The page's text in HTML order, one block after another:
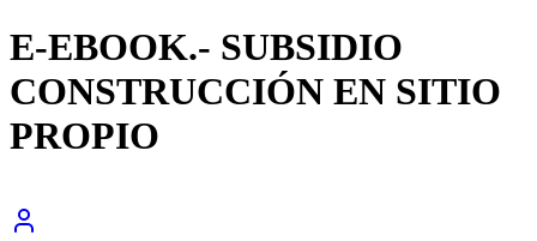
E-EBOOK.- SUBSIDIO
CONSTRUCCIÓN EN SITIO
PROPIO